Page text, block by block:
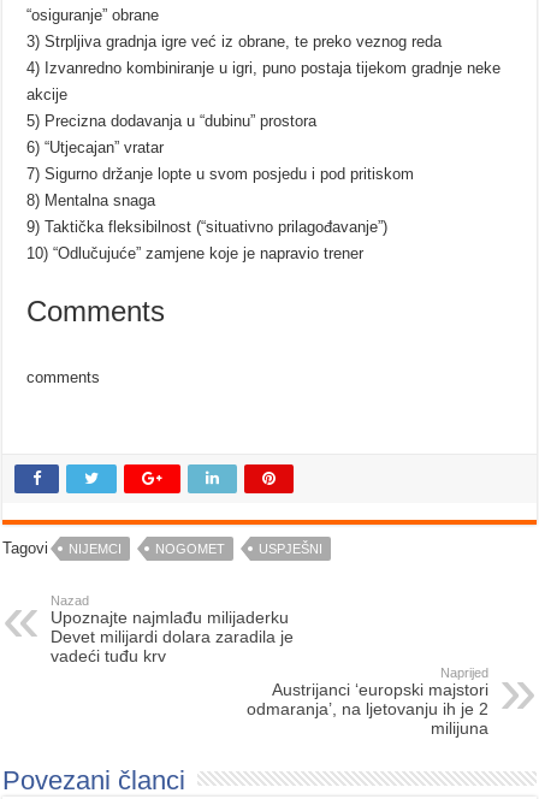
“osiguranje” obrane
3) Strpljiva gradnja igre već iz obrane, te preko veznog reda
4) Izvanredno kombiniranje u igri, puno postaja tijekom gradnje neke
akcije
5) Precizna dodavanja u “dubinu” prostora
6) “Utjecajan” vratar
7) Sigurno držanje lopte u svom posjedu i pod pritiskom
8) Mentalna snaga
9) Taktička fleksibilnost (“situativno prilagođavanje”)
10) “Odlučujuće” zamjene koje je napravio trener
Comments
comments
Tagovi NIJEMCI NOGOMET USPJEŠNI
Nazad
Upoznajte najmlađu milijaderku
Devet milijardi dolara zaradila je
vadeći tuđu krv
Naprijed
Austrijanci ‘europski majstori
odmaranja’, na ljetovanju ih je 2
milijuna
Povezani članci